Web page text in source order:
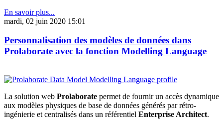
En savoir plus...
mardi, 02 juin 2020 15:01
Personnalisation des modèles de données dans
Prolaborate avec la fonction Modelling Language
La solution web Prolaborate permet de fournir un accès dynamique
aux modèles physiques de base de données générés par rétro-
ingénierie et centralisés dans un référentiel Enterprise Architect.